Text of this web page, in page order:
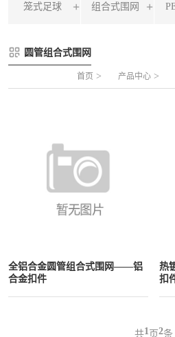
笼式足球
FLZ-B 夹芯板笼式足球
FLZ-C 半格栅笼式足球
组合式围网
方管组合式围网
片装组合式围网
圆管组合式围网
首页 > 产品中心 >
全铝合金圆管组合式围网——铝
合金扣件
热
扣
共1 页2条